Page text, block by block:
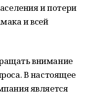
и потери
и всей
внимание
В настоящее
является